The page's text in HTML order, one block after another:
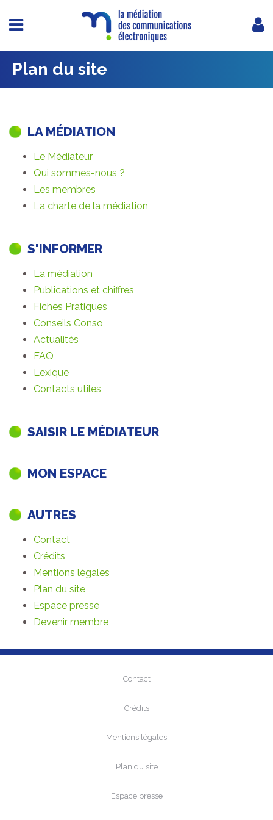
Plan du site
LA MÉDIATION
Le Médiateur
Qui sommes-nous ?
Les membres
La charte de la médiation
S'INFORMER
La médiation
Publications et chiffres
Fiches Pratiques
Conseils Conso
Actualités
FAQ
Lexique
Contacts utiles
SAISIR LE MÉDIATEUR
MON ESPACE
AUTRES
Contact
Crédits
Mentions légales
Plan du site
Espace presse
Devenir membre
Contact
Crédits
Mentions légales
Plan du site
Espace presse